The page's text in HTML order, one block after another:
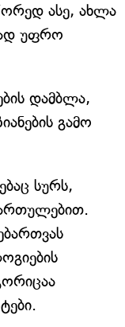
ასე, ახლა
უფრო
დამბლა,
გამო
სურს,